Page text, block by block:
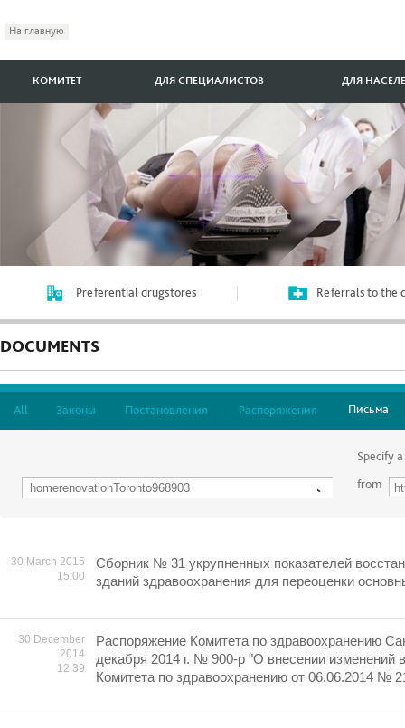
На главную
КОМИТЕТ ДЛЯ СПЕЦИАЛИСТОВ ДЛЯ
Preferential drugstores Referrals to the
DOCUMENTS
All Законы Постановления Распоряжения Письма
Specify
from
30 March 2015
15:00
Сборник № 31 укрупненных показателей
зданий здравоохранения для переоценки
30 December
2014
12:39
Распоряжение Комитета по здравоохранению
декабря 2014 г. № 900-р "О внесении изменений
Комитета по здравоохранению от 06.06.2014 №